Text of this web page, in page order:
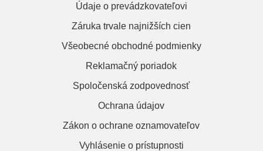
Údaje o prevádzkovateľovi
Záruka trvale najnižších cien
Všeobecné obchodné podmienky
Reklamačný poriadok
Spoločenská zodpovednosť
Ochrana údajov
Zákon o ochrane oznamovateľov
Vyhlásenie o prístupnosti